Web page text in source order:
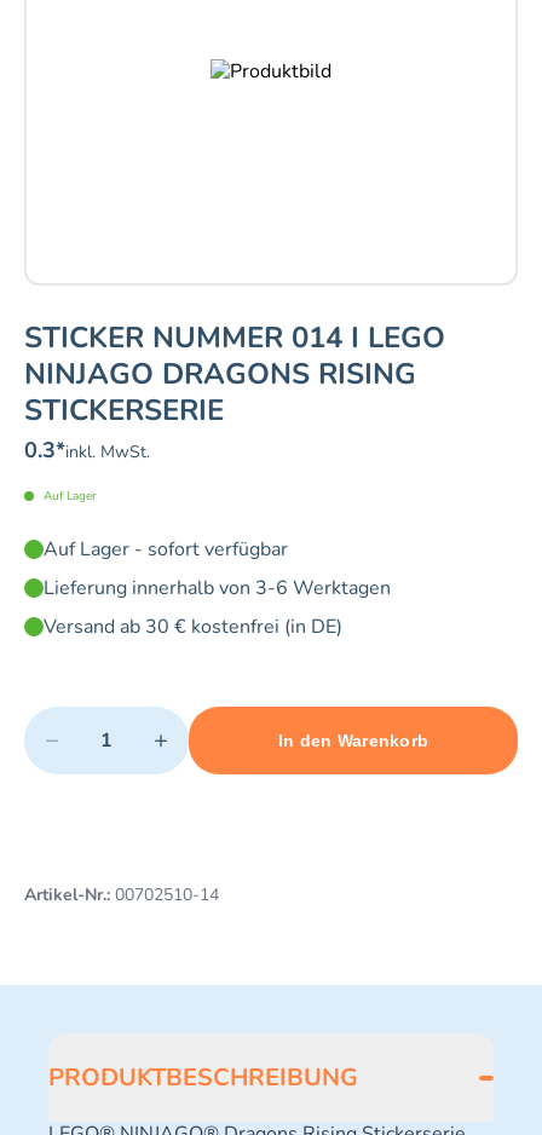
STICKER NUMMER 014 I LEGO
NINJAGO DRAGONS RISING
STICKERSERIE
0.3*inkl. MwSt.
Auf Lager
Auf Lager - sofort verfügbar
Lieferung innerhalb von 3-6 Werktagen
Versand ab 30 € kostenfrei (in DE)
Quantity
− +
Minimum quantity: 1 Maximum quantity: 3
In den Warenkorb
Add 1 item to cart
Artikel-Nr.: 00702510-14
PRODUKTBESCHREIBUNG